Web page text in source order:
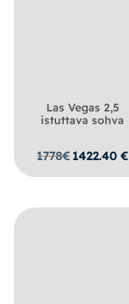
Las Vegas 2,5
istuttava sohva
1778€1422.40€